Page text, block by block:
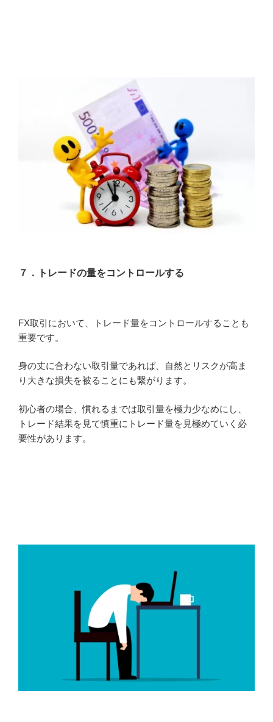
７．トレードの量をコントロールする
FX取引において、トレード量をコントロールすることも
重要です。
身の丈に合わない取引量であれば、自然とリスクが高ま
り大きな損失を被ることにも繋がります。
初心者の場合、慣れるまでは取引量を極力少なめにし、
トレード結果を見て慎重にトレード量を見極めていく必
要性があります。